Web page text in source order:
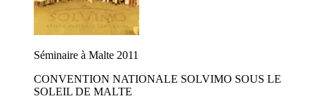
Séminaire à Malte 2011
CONVENTION NATIONALE SOLVIMO SOUS LE
SOLEIL DE MALTE